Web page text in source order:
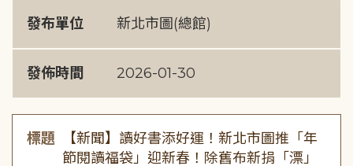
發布單位 新北市圖(總館)
發佈時間 2026-01-30
標題
【新聞】讀好書添好運！新北市圖推「年
節閱讀福袋」迎新春！除舊布新捐「漂」